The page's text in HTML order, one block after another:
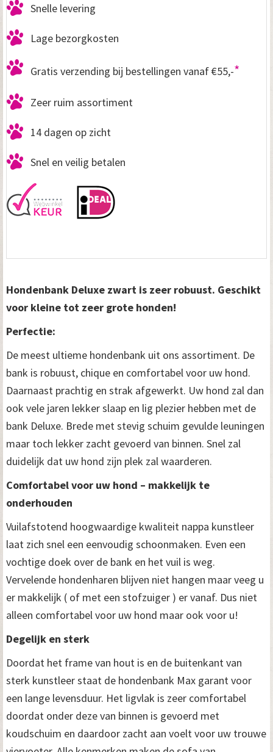
u
x
e
w
a
9
0
m
a
n
a
l
Snelle levering
Lage bezorgkosten
Gratis verzending bij bestellingen vanaf €55,-*
Zeer ruim assortiment
14 dagen op zicht
Snel en veilig betalen
Hondenbank Deluxe zwart is zeer robuust. Geschikt
voor kleine tot zeer grote honden!
Perfectie:
De meest ultieme hondenbank uit ons assortiment. De
bank is robuust, chique en comfortabel voor uw hond.
Daarnaast prachtig en strak afgewerkt. Uw hond zal dan
ook vele jaren lekker slaap en lig plezier hebben met de
bank Deluxe. Brede met stevig schuim gevulde leuningen
maar toch lekker zacht gevoerd van binnen. Snel zal
duidelijk dat uw hond zijn plek zal waarderen.
Comfortabel voor uw hond – makkelijk te
onderhouden
Vuilafstotend hoogwaardige kwaliteit nappa kunstleer
laat zich snel een eenvoudig schoonmaken. Even een
vochtige doek over de bank en het vuil is weg.
Vervelende hondenharen blijven niet hangen maar veeg u
er makkelijk ( of met een stofzuiger ) er vanaf. Dus niet
alleen comfortabel voor uw hond maar ook voor u!
Degelijk en sterk
Doordat het frame van hout is en de buitenkant van
sterk kunstleer staat de hondenbank Max garant voor
een lange levensduur. Het ligvlak is zeer comfortabel
doordat onder deze van binnen is gevoerd met
koudschuim en daardoor zacht aan voelt voor uw trouwe